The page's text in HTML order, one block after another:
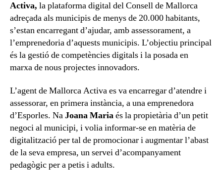
Activa, la plataforma digital del Consell de Mallorca
adreçada als municipis de menys de 20.000 habitants,
s’estan encarregant d’ajudar, amb assessorament, a
l’emprenedoria d’aquests municipis. L’objectiu principal
és la gestió de competències digitals i la posada en
marxa de nous projectes innovadors.
L’agent de Mallorca Activa es va encarregar d’atendre i
assessorar, en primera instància, a una emprenedora
d’Esporles. NaJoana Mariaés la propietària d’un petit
negoci al municipi, i volia informar-se en matèria de
digitalització per tal de promocionar i augmentar l’abast
de la seva empresa, un servei d’acompanyament
pedagògic per a petis i adults.